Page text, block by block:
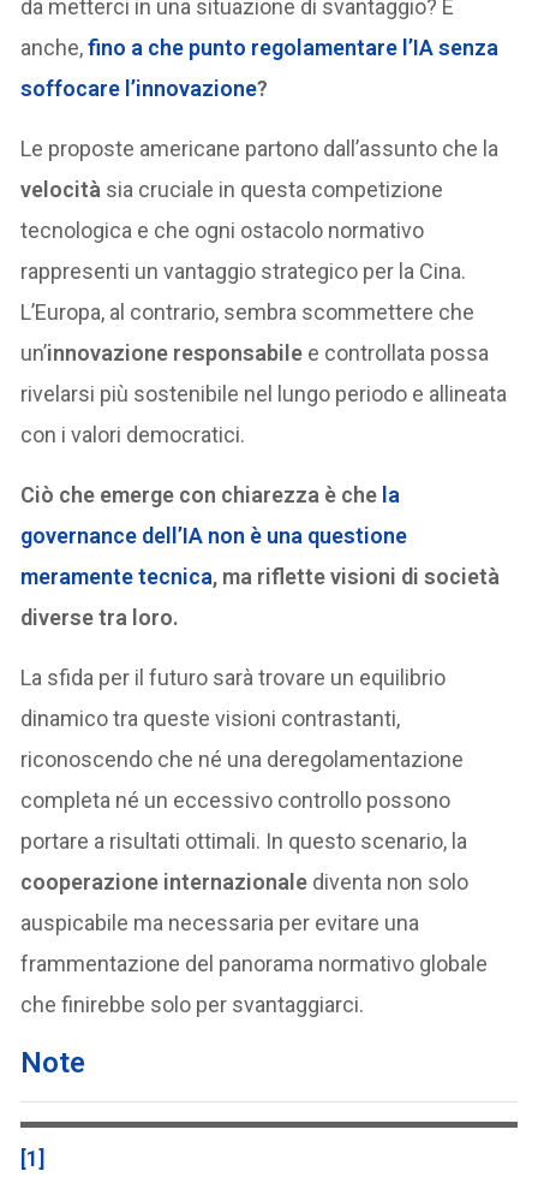
da metterci in una situazione di svantaggio? E
anche,fino a che punto regolamentare l’IA senza
soffocare l’innovazione?
Le proposte americane partono dall’assunto che la
velocità sia cruciale in questa competizione
tecnologica e che ogni ostacolo normativo
rappresenti un vantaggio strategico per la Cina.
L’Europa, al contrario, sembra scommettere che
un’innovazione responsabile e controllata possa
rivelarsi più sostenibile nel lungo periodo e allineata
con i valori democratici.
Ciò che emerge con chiarezza è che la
governance dell’IA non è una questione
meramente tecnica, ma riflette visioni di società
diverse tra loro.
La sfida per il futuro sarà trovare un equilibrio
dinamico tra queste visioni contrastanti,
riconoscendo che né una deregolamentazione
completa né un eccessivo controllo possono
portare a risultati ottimali. In questo scenario, la
cooperazione internazionale diventa non solo
auspicabile ma necessaria per evitare una
frammentazione del panorama normativo globale
che finirebbe solo per svantaggiarci.
Note
[1]